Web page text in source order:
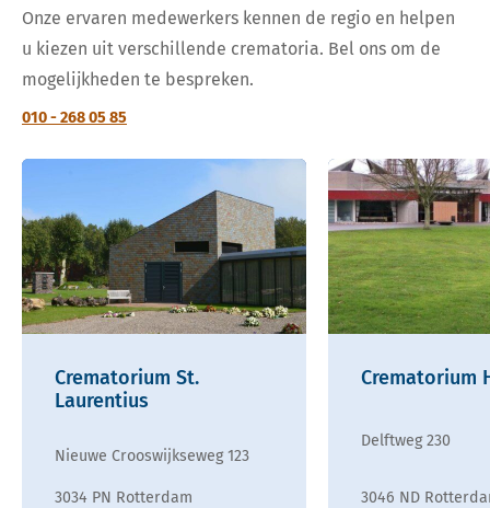
Onze ervaren medewerkers kennen de regio en helpen
u kiezen uit verschillende crematoria. Bel ons om de
mogelijkheden te bespreken.
010 - 268 05 85
Crematorium St.
Laurentius
Nieuwe Crooswijkseweg 123
3034 PN Rotterdam
Crematorium
Delftweg 230
3046 ND